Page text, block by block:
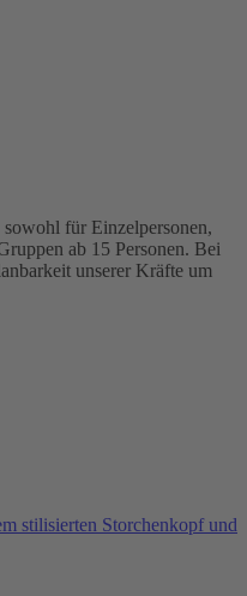
für Einzelpersonen,
ab 15 Personen. Bei
unserer Kräfte um